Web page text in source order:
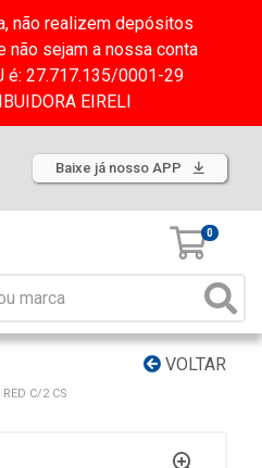
não realizem depósitos
não sejam a nossa conta
é: 27.717.135/0001-29
EIRELI
Baixe já nosso APP
0
VOLTAR
C/2 CS